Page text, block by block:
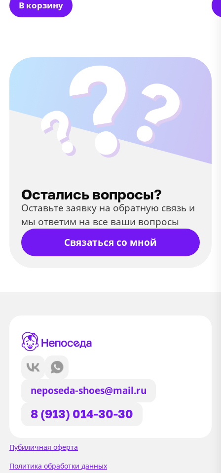
В корзину
Остались вопросы?
Оставьте заявку на обратную связь и
мы ответим на все ваши вопросы
Связаться со мной
neposeda-shoes@mail.ru
8 (913) 014-30-30
Пубиличная оферта
Политика обработки данных
Сайт использует файлы Cookie
Мы используем файлы cookie и